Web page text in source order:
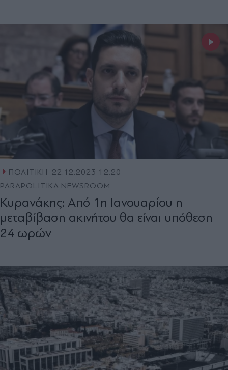
ΠΟΛΙΤΙΚΗ
22.12.2023 12:20
PARAPOLITIKA NEWSROOM
Κυρανάκης: Από 1η Ιανουαρίου η
μεταβίβαση ακινήτου θα είναι υπόθεση
24 ωρών